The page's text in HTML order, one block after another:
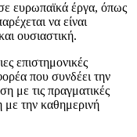
ευρωπαϊκά έργα, όπως
να είναι
ουσιαστική.
επιστημονικές
που συνδέει την
με τις πραγματικές
με την καθημερινή